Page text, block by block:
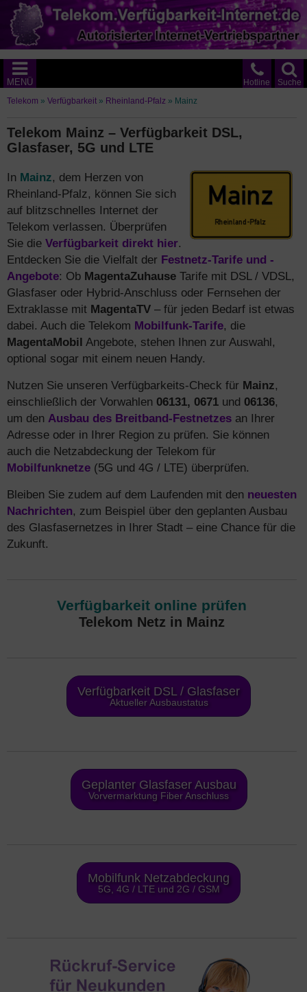
Suche
Hotline
MENÜ
Telekom » Verfügbarkeit » Rheinland-Pfalz » Mainz
Telekom Mainz – Verfügbarkeit DSL,
Glasfaser, 5G und LTE
In Mainz, dem Herzen von
Rheinland-Pfalz, können Sie sich
auf blitzschnelles Internet der
Telekom verlassen. Überprüfen
Sie die Verfügbarkeit direkt hier.
Entdecken Sie die Vielfalt der Festnetz-Tarife und -
Angebote: Ob MagentaZuhause Tarife mit DSL / VDSL,
Glasfaser oder Hybrid-Anschluss oder Fernsehen der
Extraklasse mit MagentaTV – für jeden Bedarf ist etwas
dabei. Auch die Telekom Mobilfunk-Tarife, die
MagentaMobil Angebote, stehen Ihnen zur Auswahl,
optional sogar mit einem neuen Handy.
Nutzen Sie unseren Verfügbarkeits-Check für Mainz,
einschließlich der Vorwahlen 06131, 0671 und 06136,
um den Ausbau des Breitband-Festnetzes an Ihrer
Adresse oder in Ihrer Region zu prüfen. Sie können
auch die Netzabdeckung der Telekom für
Mobilfunknetze (5G und 4G / LTE) überprüfen.
Bleiben Sie zudem auf dem Laufenden mit den neuesten
Nachrichten, zum Beispiel über den geplanten Ausbau
des Glasfasernetzes in Ihrer Stadt – eine Chance für die
Zukunft.
Verfügbarkeit online prüfen
Telekom Netz in Mainz
Verfügbarkeit DSL / Glasfaser
Aktueller Ausbaustatus
Geplanter Glasfaser Ausbau
Vorvermarktung Fiber Anschluss
Mobilfunk Netzabdeckung
5G, 4G / LTE und 2G / GSM